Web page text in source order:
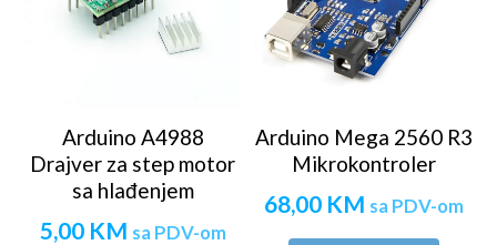
Arduino A4988
Drajver za step motor
sa hlađenjem
5,00 KM sa PDV-om
Arduino Mega 2560 R3
Mikrokontroler
68,00 KM sa PDV-om